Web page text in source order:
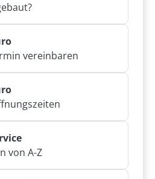
vereinbaren
von A-Z